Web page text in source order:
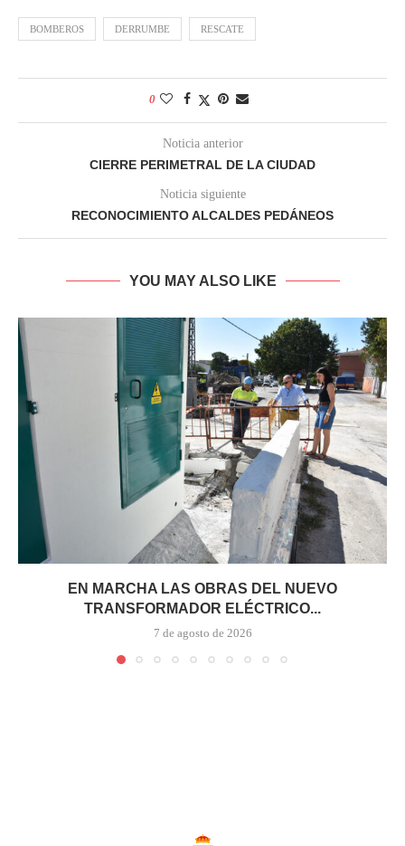
BOMBEROS DERRUMBE RESCATE
0
Noticia anterior
CIERRE PERIMETRAL DE LA CIUDAD
Noticia siguiente
RECONOCIMIENTO ALCALDES PEDÁNEOS
YOU MAY ALSO LIKE
EN MARCHA LAS OBRAS DEL NUEVO
TRANSFORMADOR ELÉCTRICO...
7 de agosto de 2026